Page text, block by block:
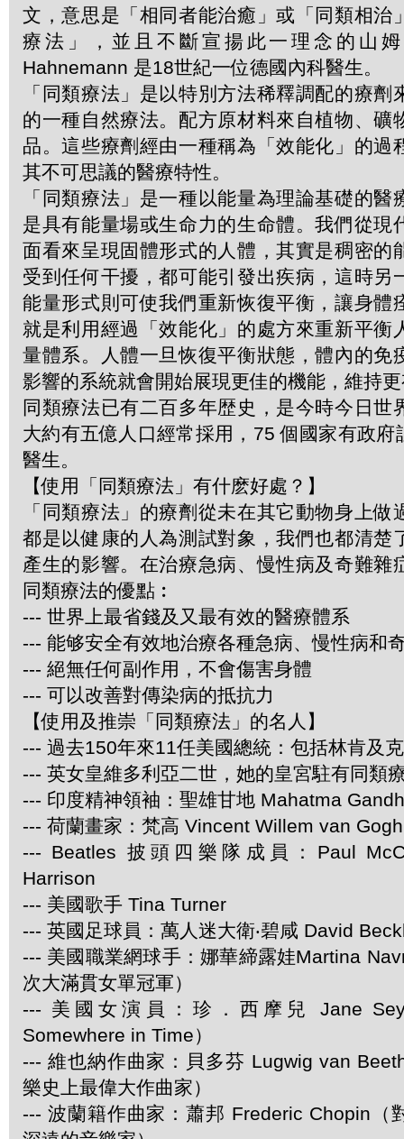
文，意思是「相同者能治癒」或「同類相治
療法」，並且不斷宣揚此一理念的山
Hahnemann 是18世紀一位德國內科醫生。
「同類療法」是以特別方法稀釋調配的療劑
的一種自然療法。配方原材料來自植物、礦
品。這些療劑經由一種稱為「效能化」的過
其不可思議的醫療特性。
「同類療法」是一種以能量為理論基礎的醫
是具有能量場或生命力的生命體。我們從現
面看來呈現固體形式的人體，其實是稠密的
受到任何干擾，都可能引發出疾病，這時另
能量形式則可使我們重新恢復平衡，讓身體
就是利用經過「效能化」的處方來重新平衡
量體系。人體一旦恢復平衡狀態，體內的免
影響的系統就會開始展現更佳的機能，維持
同類療法已有二百多年歴史，是今時今日世
大約有五億人口經常採用，75 個國家有政府
醫生。
【使用「同類療法」有什麽好處？】
「同類療法」的療劑從未在其它動物身上做
都是以健康的人為測試對象，我們也都清楚
產生的影響。在治療急病、慢性病及奇難雜
同類療法的優點︰
--- 世界上最省錢及又最有效的醫療體系
--- 能够安全有效地治療各種急病、慢性病和
--- 絕無任何副作用，不會傷害身體
--- 可以改善對傳染病的抵抗力
【使用及推崇「同類療法」的名人】
--- 過去150年來11任美國總統：包括林肯及
--- 英女皇維多利亞二世，她的皇宮駐有同類
--- 印度精神領袖：聖雄甘地 Mahatma
--- 荷蘭畫家：梵高 Vincent Willem van Gogh
--- Beatles 披頭四樂隊成員：Paul
Harrison
--- 美國歌手 Tina Turner
--- 英國足球員：萬人迷大衛‧碧咸 David
--- 美國職業網球手：娜華締露娃Martina
次大滿貫女單冠軍）
--- 美國女演員：珍．西摩兒 Jane
Somewhere in Time）
--- 維也納作曲家：貝多芬 Lugwig van
樂史上最偉大作曲家）
--- 波蘭籍作曲家：蕭邦 Frederic Chopin（